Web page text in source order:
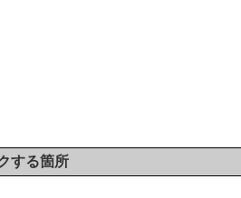
する箇所